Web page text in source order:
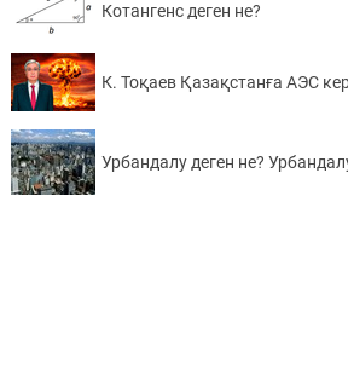
Котангенс деген не?
К. Тоқаев Қазақстанға АЭС
Урбандалу деген не?